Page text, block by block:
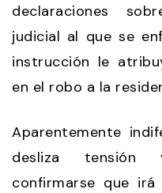
declaraciones
judicial al que se
instrucción le
en el robo a la
Aparentemente
desliza tensión
confirmarse que